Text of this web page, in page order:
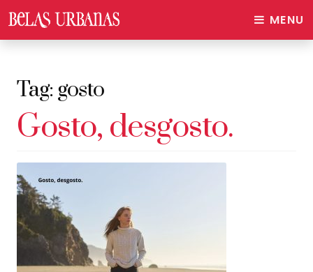
MENU
Tag:gosto
Gosto, desgosto.